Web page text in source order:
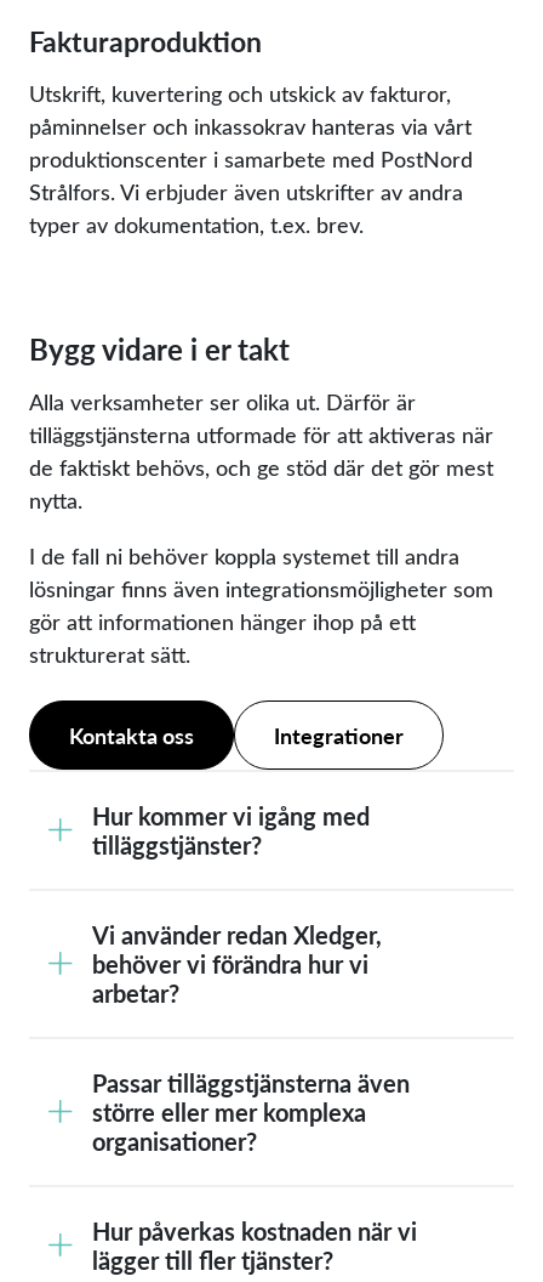
Fakturaproduktion
Utskrift, kuvertering och utskick av fakturor,
påminnelser och inkassokrav hanteras via vårt
produktionscenter i samarbete med PostNord
Strålfors. Vi erbjuder även utskrifter av andra
typer av dokumentation, t.ex. brev.
Bygg vidare i er takt
Alla verksamheter ser olika ut. Därför är
tilläggstjänsterna utformade för att aktiveras när
de faktiskt behövs, och ge stöd där det gör mest
nytta.
I de fall ni behöver koppla systemet till andra
lösningar finns även integrationsmöjligheter som
gör att informationen hänger ihop på ett
strukturerat sätt.
Kontakta oss Integrationer
Hur kommer vi igång med
tilläggstjänster?
Vi använder redan Xledger,
behöver vi förändra hur vi
arbetar?
Passar tilläggstjänsterna även
större eller mer komplexa
organisationer?
Hur påverkas kostnaden när vi
lägger till fler tjänster?